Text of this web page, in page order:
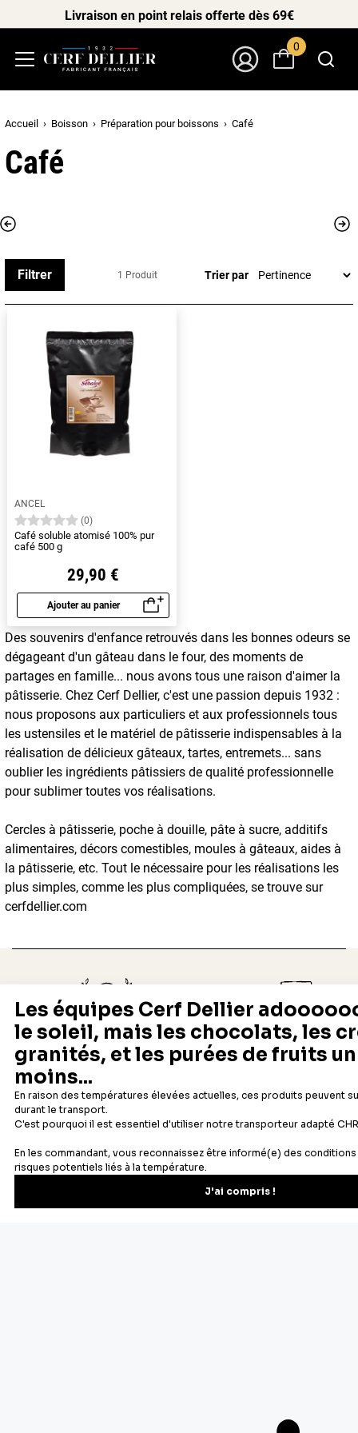
Livraison en point relais offerte dès 69€
0
Accueil Boisson Préparation pour boissons Café
Café
1 Produit
Filtrer Trier par
ANCEL
(0)
Café soluble atomisé 100% pur
café 500 g
29,90 €
Ajouter au panier
Aperçu rapide
Des souvenirs d'enfance retrouvés dans les bonnes odeurs se
dégageant d'un gâteau dans le four, des moments de
partages en famille... nous avons tous une raison d'aimer la
pâtisserie. Chez Cerf Dellier, c'est une passion depuis 1932 :
nous proposons aux particuliers et aux professionnels tous
les ustensiles et le matériel de pâtisserie indispensables à la
réalisation de délicieux gâteaux, tartes, entremets... sans
oublier les ingrédients pâtissiers de qualité professionnelle
pour sublimer toutes vos réalisations.
Cercles à pâtisserie, poche à douille, pâte à sucre, additifs
alimentaires, décors comestibles, moules à gâteaux, aides à
la pâtisserie, etc. Tout le nécessaire pour les réalisations les
plus simples, comme les plus compliquées, se trouve sur
cerfdellier.com
Depuis 1932
Fabricant français reconnu
Livraison rapide 24/48h
Offerte dès 69 € en point
Newsletter
Recevez les recettes, astuces et offres spéciales.